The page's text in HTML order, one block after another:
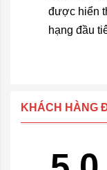
được hiển
hạng đầu
KHÁCH HÀNG